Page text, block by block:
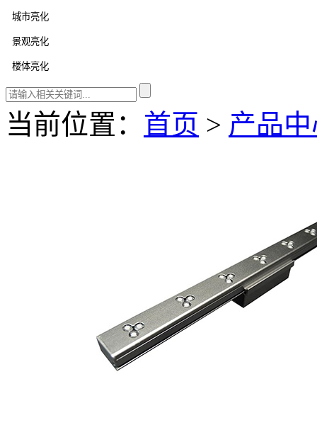
当前位置： 首页 > 产品